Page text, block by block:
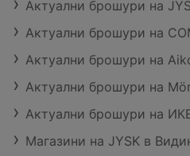
Актуални брошури на
Актуални брошури на
Актуални брошури на
Актуални брошури на
Актуални брошури на
Магазини на JYSK в